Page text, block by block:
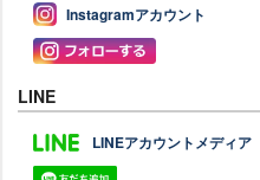
Instagramアカウント
LINE
LINEアカウントメディア